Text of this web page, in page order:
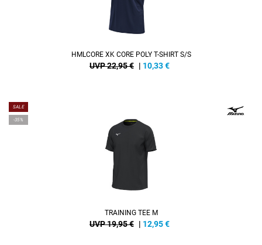
HMLCORE XK CORE POLY T-SHIRT S/S
UVP 22,95 € | 10,33€
SALE
-35%
TRAINING TEE M
UVP 19,95 € | 12,95€